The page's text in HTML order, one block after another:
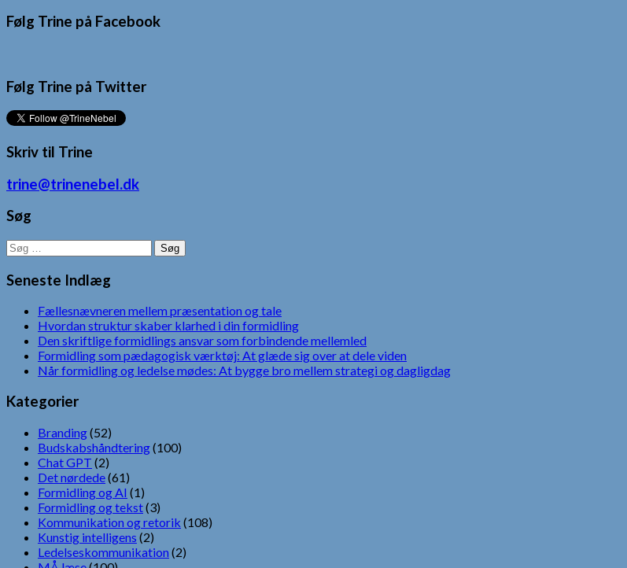
Følg Trine på Facebook
Følg Trine på Twitter
Skriv til Trine
trine@trinenebel.dk
Søg
Søg
efter:
Seneste Indlæg
Fællesnævneren mellem præsentation og tale
Hvordan struktur skaber klarhed i din formidling
Den skriftlige formidlings ansvar som forbindende mellemled
Formidling som pædagogisk værktøj: At glæde sig over at dele viden
Når formidling og ledelse mødes: At bygge bro mellem strategi og dagligdag
Kategorier
Branding(52)
Budskabshåndtering(100)
Chat GPT (2)
Det nørdede(61)
Formidling og AI (1)
Formidling og tekst(3)
Kommunikation og retorik (108)
Kunstig intelligens (2)
Ledelseskommunikation (2)